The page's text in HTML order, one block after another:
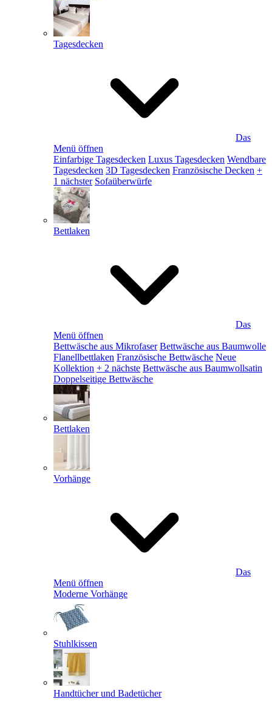
Tagesdecken
Das
Menü öffnen
Einfarbige Tagesdecken Luxus Tagesdecken Wendbare
Tagesdecken 3D Tagesdecken Französische Decken +
1 nächster Sofaüberwürfe
Bettlaken
Das
Menü öffnen
Bettwäsche aus Mikrofaser Bettwäsche aus Baumwolle
Flanellbettlaken Französische Bettwäsche Neue
Kollektion + 2 nächste Bettwäsche aus Baumwollsatin
Doppelseitige Bettwäsche
Bettlaken
Vorhänge
Das
Menü öffnen
Moderne Vorhänge
Stuhlkissen
Handtücher und Badetücher